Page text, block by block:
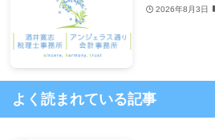
2026年8月3日
よく読まれている記事